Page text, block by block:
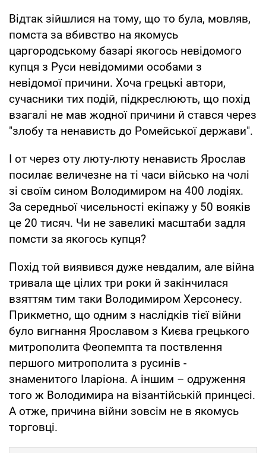
Відтак зійшлися на тому, що то була, мовляв,
помста за вбивство на якомусь
царгородському базарі якогось невідомого
купця з Руси невідомими особами з
невідомої причини. Хоча грецькі автори,
сучасники тих подій, підкреслюють, що похід
взагалі не мав жодної причини й стався через
"злобу та ненависть до Ромейської держави".
І от через оту люту-люту ненависть Ярослав
посилає величезне на ті часи військо на чолі
зі своїм сином Володимиром на 400 лодіях.
За середньої чисельності екіпажу у 50 вояків
це 20 тисяч. Чи не завеликі масштаби задля
помсти за якогось купця?
Похід той виявився дуже невдалим, але війна
тривала ще цілих три роки й закінчилася
взяттям тим таки Володимиром Херсонесу.
Прикметно, що одним з наслідків тієї війни
було вигнання Ярославом з Києва грецького
митрополита Феопемпта та поствлення
першого митрополита з русинів -
знаменитого Іларіона. А іншим – одруження
того ж Володимира на візантійській принцесі.
А отже, причина війни зовсім не в якомусь
торговці.